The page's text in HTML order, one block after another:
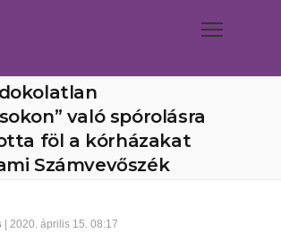
való spórolásra
föl a kórházakat
Számvevőszék
| 2020. április 15. 08:17